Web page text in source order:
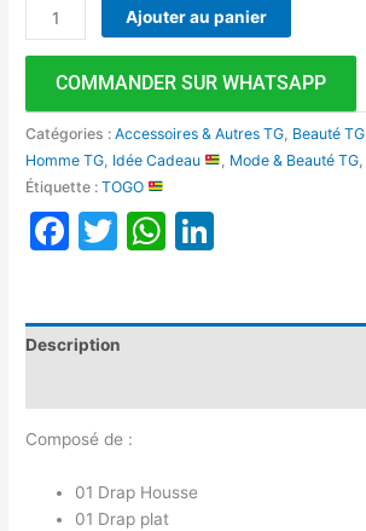
Ajouter au panier
COMMANDER SUR WHATSAPP
Catégories :Accessoires & Autres TG Beauté TG
Homme TG Idée Cadeau Mode & Beauté TG
Étiquette :TOGO
Facebook
TwitterWhatsApp
Description
Composé de :
01 Drap Housse
01 Drap plat